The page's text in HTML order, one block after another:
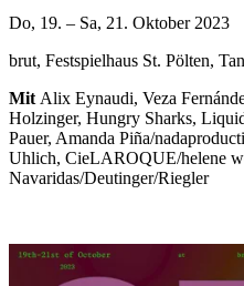
Do, 19. – Sa, 21. Oktober 2023
brut, Festspielhaus St. Pölten,
Mit Alix Eynaudi, Veza
Holzinger, Hungry Sharks,
Pauer, Amanda Piña/
Uhlich, CieLAROQUE/helene
Navaridas/Deutinger/Riegler